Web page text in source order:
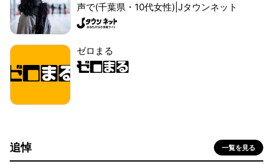
声で(千葉県・10代女性)|Jタウンネット
ゼロまる
追悼 一覧を見る